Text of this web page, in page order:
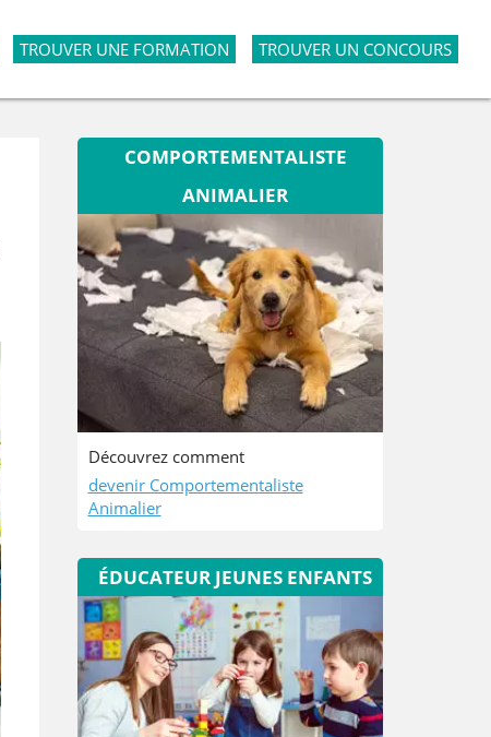
TROUVER UNE FORMATION TROUVER UN CONCOURS
COMPORTEMENTALISTE
ANIMALIER
Découvrez comment
devenir Comportementaliste
Animalier
ÉDUCATEUR JEUNES ENFANTS